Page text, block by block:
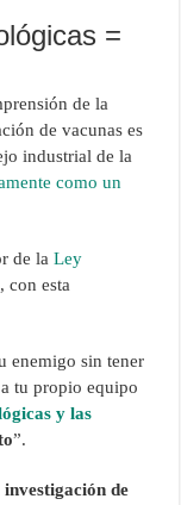
=
de la
de vacunas es
industrial de la
como un
de laLey
, con esta
enemigo sin tener
tu propio equipo
y las
”.
de